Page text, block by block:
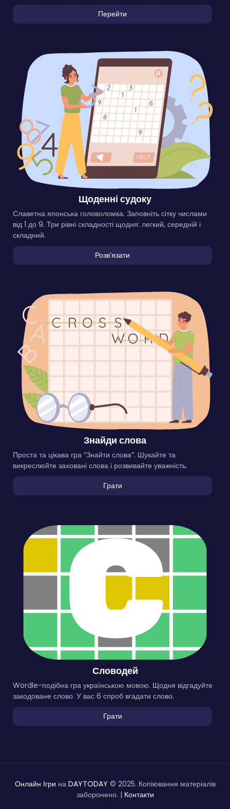
Перейти
Щоденні судоку
Славетна японська головоломка. Заповніть сітку числами
від 1 до 9. Три рівні складності щодня: легкий, середній і
складний.
Розвʼязати
Знайди слова
Проста та цікава гра “Знайти слова”. Шукайте та
викреслюйте заховані слова і розвивайте уважність.
Грати
Словодей
Wordle-подібна гра українською мовою. Щодня відгадуйте
закодоване слово. У вас 6 спроб вгадати слово.
Грати
Онлайн Ігри на DAYTODAY © 2025. Копіювання матеріалів
заборонено. | Контакти